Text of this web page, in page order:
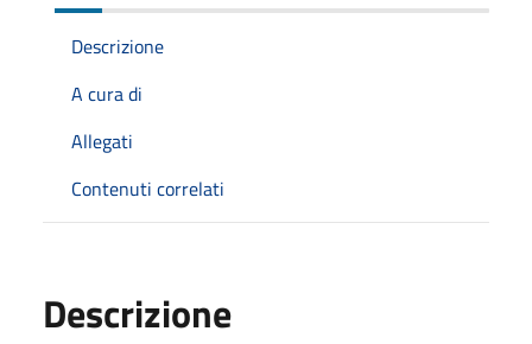
Descrizione
A cura di
Allegati
Contenuti correlati
Descrizione